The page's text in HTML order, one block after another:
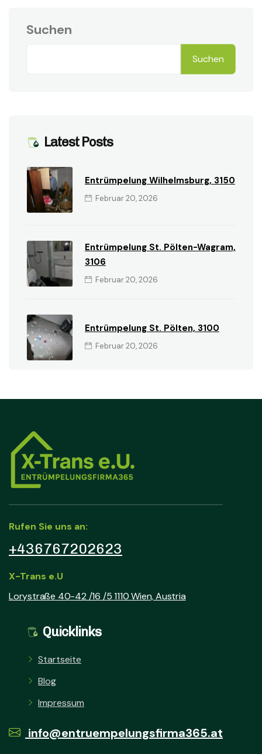
Suchen
Suchen
Latest Posts
Entrümpelung Wilhelmsburg, 3150
Februar 20, 2026
Entrümpelung St. Pölten-Wagram,
3106
Februar 20, 2026
Entrümpelung St. Pölten, 3100
Februar 20, 2026
Rufen Sie uns an:
+436767202623
X-Trans e.U
Lorystraße 40-42 /16 /5 1110 Wien, Austria
Quicklinks
Startseite
Blog
Impressum
info@entruempelungsfirma365.at